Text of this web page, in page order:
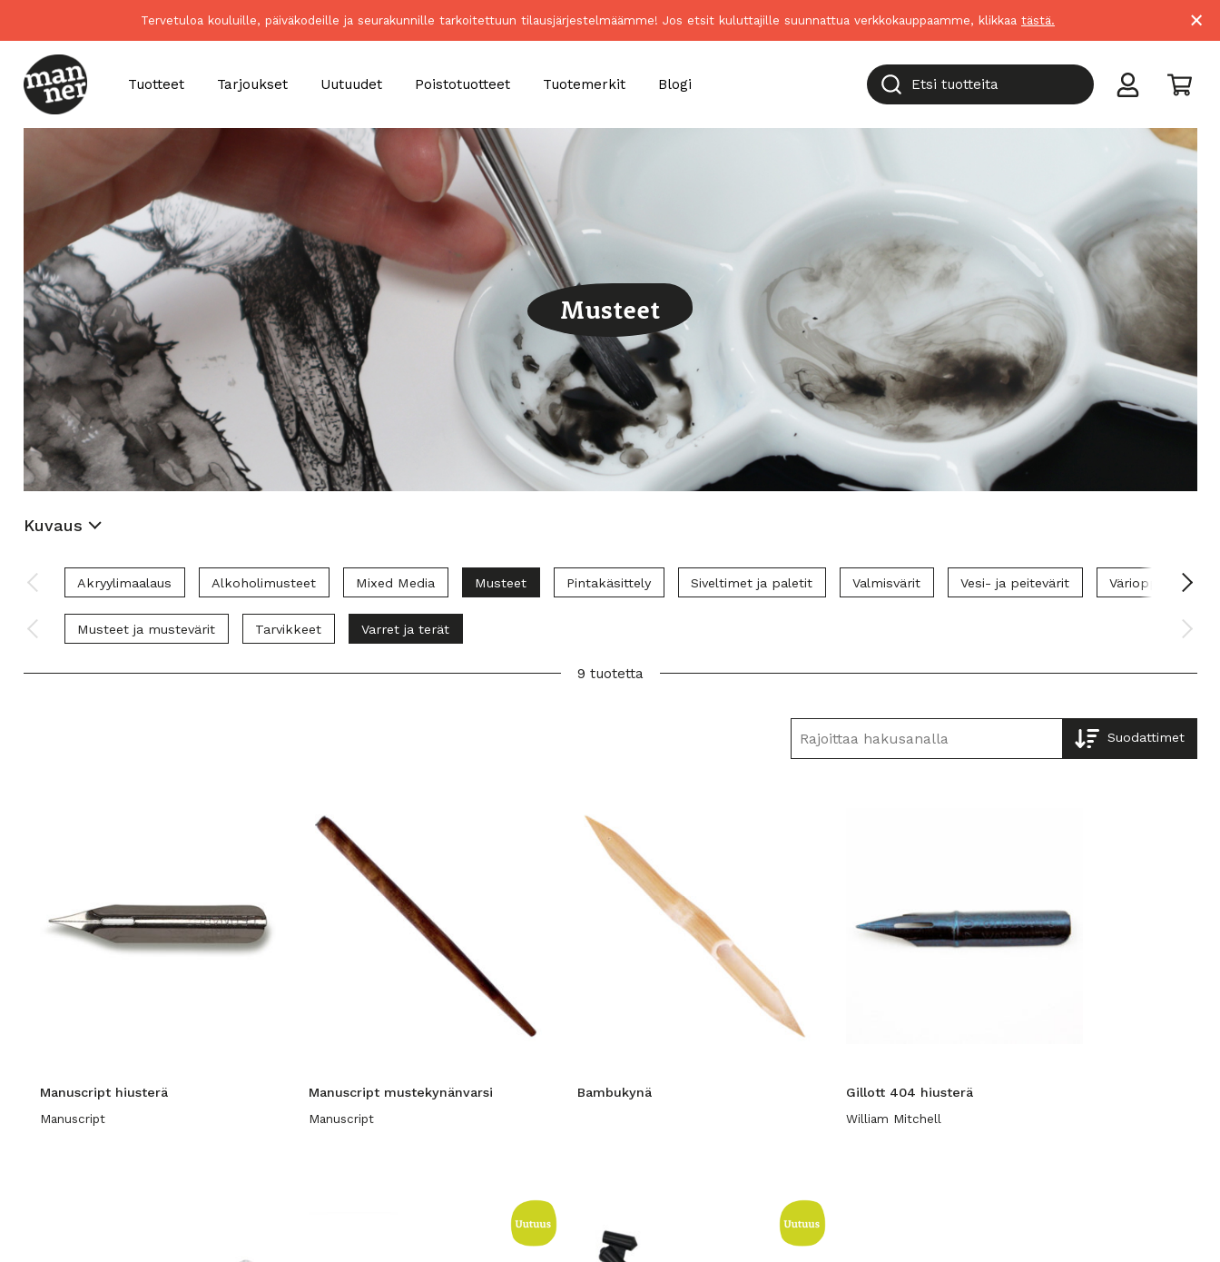
Tervetuloa kouluille, päiväkodeille ja seurakunnille tarkoitettuun tilausjärjestelmäämme! Jos etsit kuluttajille suunnattua verkkokauppaamme, klikkaa tästä. ×
Tuotteet Tarjoukset Uutuudet Poistotuotteet Tuotemerkit Blogi Etsi tuotteita
Musteet
Kuvaus
Akryylimaalaus Alkoholimusteet Mixed Media Musteet Pintakäsittely Siveltimet ja paletit Valmisvärit Vesi- ja peitevärit Värioppi
Musteet ja mustevärit Tarvikkeet Varret ja terät
9 tuotetta
Suodattimet
Manuscript hiusterä
Manuscript
Manuscript mustekynänvarsi
Manuscript
Bambukynä
Gillott 404 hiusterä
William Mitchell